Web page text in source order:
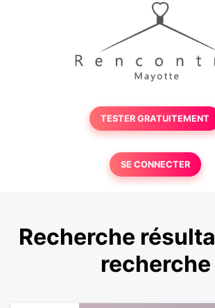
TESTER GRATUITEMENT
SE CONNECTER
Recherche
recherche